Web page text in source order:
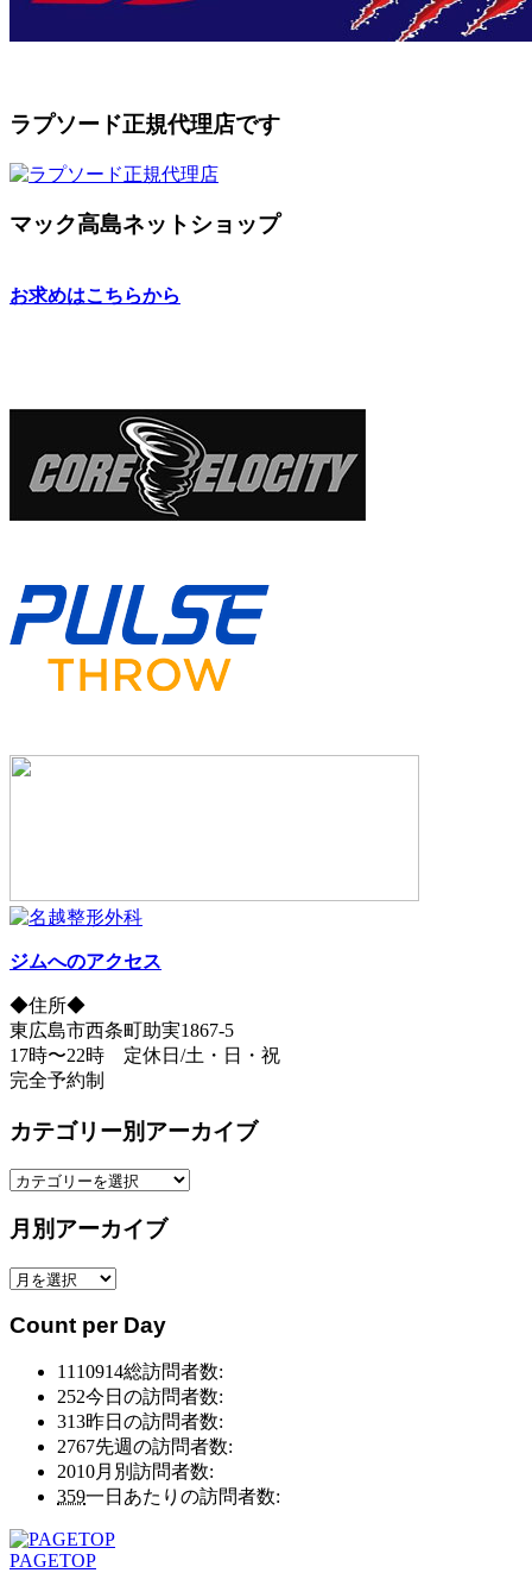
ラプソード正規代理店です
マック高島ネットショップ
お求めはこちらから
ジムへのアクセス
◆住所◆
東広島市西条町助実1867-5
17時〜22時 定休日/土・日・祝
完全予約制
カテゴリー別アーカイブ
カ
ゴ
ー
ア
月別アーカイブ
月
ア
Count per Day
1110914総訪問者数:
252今日の訪問者数:
313昨日の訪問者数:
2767先週の訪問者数:
2010月別訪問者数:
359一日あたりの訪問者数:
PAGETOP